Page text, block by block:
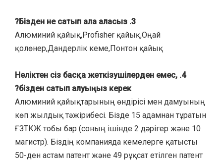
3. Бізден не сатып ала аласыз?
Алюминий қайық,Profisher қайық,Оңай
қолөнер,Дандерлік кеме,Понтон қайық
4. Неліктен сіз басқа жеткізушілерден емес,
бізден сатып алуыңыз керек?
Алюминий қайықтарының өндірісі мен дамуының
көп жылдық тәжірибесі. Бізде 15 адамнан тұратын
ҒЗТКЖ тобы бар (соның ішінде 2 дәрігер және 10
магистр). Біздің компанияда кемелерге қатысты
50-ден астам патент және 49 рұқсат етілген патент